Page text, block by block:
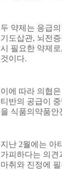
두 약제는 응급
기도삽관, 뇌전
시 필요한 약제로,
것이다.
이에 따라 의협
티반의 공급이
을 식품의약품안
지난 2월에는 아
가피하다는 의견
마취와 진정에